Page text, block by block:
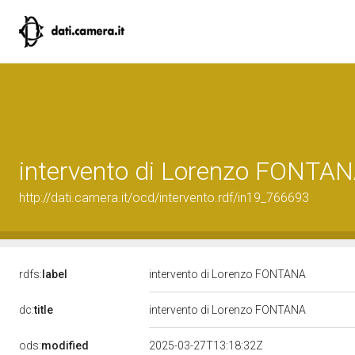
intervento di Lorenzo
http://dati.camera.it/ocd/intervento.rdf/in19_766693
rdfs: label intervento di Lorenzo FONTANA
dc:title intervento di Lorenzo FONTANA
ods:modified 2025-03-27T13:18:32Z